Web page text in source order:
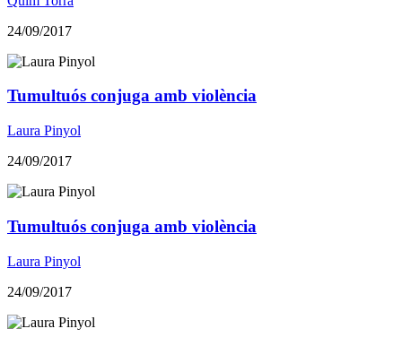
24/09/2017
Tumultuós conjuga amb violència
Laura Pinyol
24/09/2017
Tumultuós conjuga amb violència
Laura Pinyol
24/09/2017